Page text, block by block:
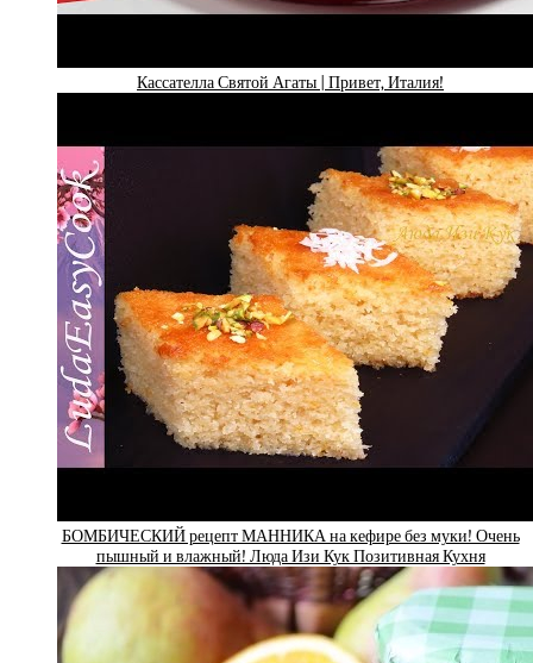
Кассателла Святой Агаты | Привет, Италия!
БОМБИЧЕСКИЙ рецепт МАННИКА на кефире без муки! Очень
пышный и влажный! Люда Изи Кук Позитивная Кухня